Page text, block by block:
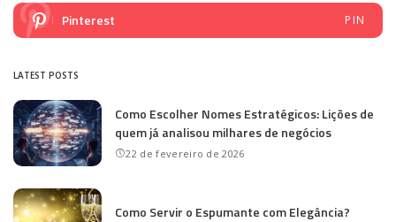
Pinterest PIN
LATEST POSTS
Como Escolher Nomes Estratégicos: Lições de
quem já analisou milhares de negócios
22 de fevereiro de 2026
Como Servir o Espumante com Elegância?